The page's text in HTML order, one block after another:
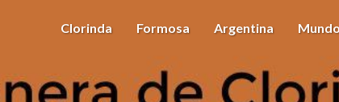
Clorinda Formosa Argentina